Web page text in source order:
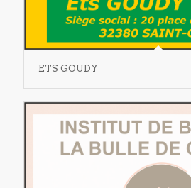
ETS GOUDY